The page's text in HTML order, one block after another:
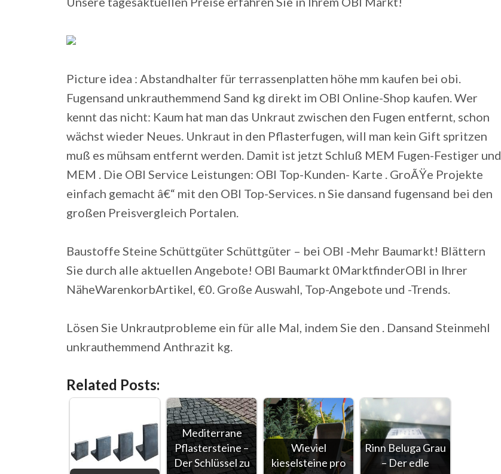
Picture idea : Abstandhalter für terrassenplatten höhe mm kaufen bei obi.
Fugensand unkrauthemmend Sand kg direkt im OBI Online-Shop kaufen. Wer
kennt das nicht: Kaum hat man das Unkraut zwischen den Fugen entfernt, schon
wächst wieder Neues. Unkraut in den Pflasterfugen, will man kein Gift spritzen
muß es mühsam entfernt werden. Damit ist jetzt Schluß MEM Fugen-Festiger und
MEM . Die OBI Service Leistungen: OBI Top-Kunden- Karte . GroÃŸe Projekte
einfach gemacht â€“ mit den OBI Top-Services. n Sie dansand fugensand bei den
großen Preisvergleich Portalen.
Baustoffe Steine Schüttgüter Schüttgüter – bei OBI -Mehr Baumarkt! Blättern
Sie durch alle aktuellen Angebote! OBI Baumarkt 0MarktfinderOBI in Ihrer
NäheWarenkorbArtikel, €0. Große Auswahl, Top-Angebote und -Trends.
Lösen Sie Unkrautprobleme ein für alle Mal, indem Sie den . Dansand Steinmehl
unkrauthemmend Anthrazit kg.
Related Posts:
Mediterrane
Pflastersteine –
Der Schlüssel zu
Wieviel
kieselsteine pro
Rinn Beluga Grau
– Der edle